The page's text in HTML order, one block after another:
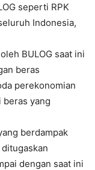
seperti RPK
Indonesia,
BULOG saat ini
beras
perekonomian
beras yang
berdampak
ditugaskan
dengan saat ini